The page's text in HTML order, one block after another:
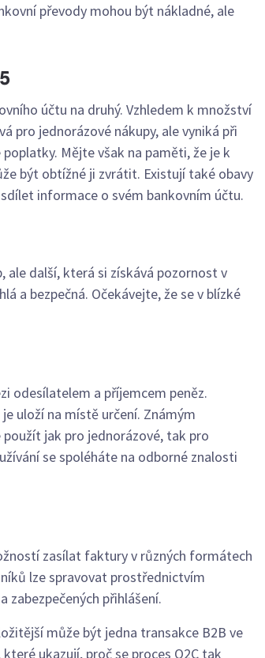
převody mohou být nákladné, ale
účtu na druhý. Vzhledem k množství
pro jednorázové nákupy, ale vyniká při
Mějte však na paměti, že je k
být obtížné ji zvrátit. Existují také obavy
informace o svém bankovním účtu.
ale další, která si získává pozornost v
a bezpečná. Očekávejte, že se v blízké
odesílatelem a příjemcem peněz.
uloží na místě určení. Známým
jak pro jednorázové, tak pro
se spoléháte na odborné znalosti
zasílat faktury v různých formátech
lze spravovat prostřednictvím
přihlášení.
může být jedna transakce B2B ve
ukazují, proč se proces O2C tak